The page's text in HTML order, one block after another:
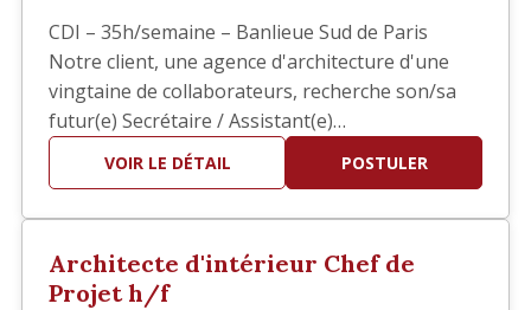
CDI – 35h/semaine – Banlieue Sud de Paris
Notre client, une agence d'architecture d'une
vingtaine de collaborateurs, recherche son/sa
futur(e) Secrétaire / Assistant(e)
Administratif(ve) Polyvalent(e) afin
d'accompagner la direction dans la gestion
l'autonomie et le sens du service sont e…
VOIR LE DÉTAIL POSTULER
Architecte d'intérieur Chef de
Projet h/f